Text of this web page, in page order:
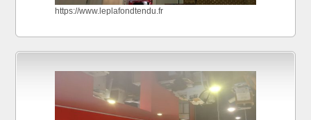
https://www.leplafondtendu.fr